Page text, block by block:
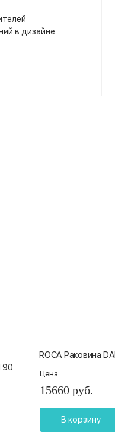
в дизайне
90
ROCA Раковина
Цена
15660 руб.
В корзину